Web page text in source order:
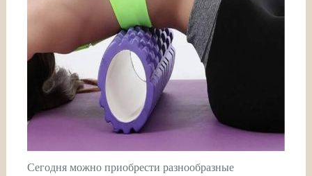
Сегодня можно приобрести разнообразные